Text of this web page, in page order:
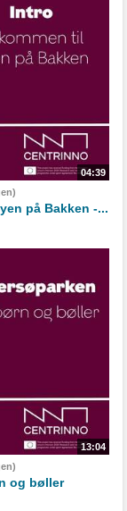
04:39
på Bakken -...
13:04
og bøller